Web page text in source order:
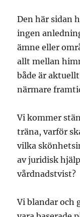
Den här sidan
ingen
ämne eller
allt mellan
både är
närmare
Vi kommer
träna, varför
vilka
av juridisk
vårdnadstvist?
Vi blandar och